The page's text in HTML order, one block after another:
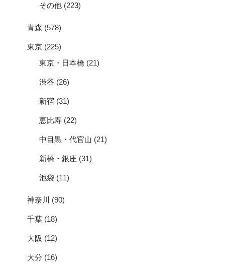
その他 (223)
青森 (578)
東京 (225)
東京・日本橋 (21)
渋谷 (26)
新宿 (31)
恵比寿 (22)
中目黒・代官山 (21)
新橋・銀座 (31)
池袋 (11)
神奈川 (90)
千葉 (18)
大阪 (12)
大分 (16)